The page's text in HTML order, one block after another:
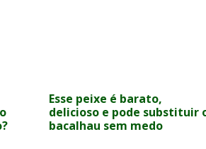
Esse peixe é barato,
delicioso e pode substituir
bacalhau sem medo